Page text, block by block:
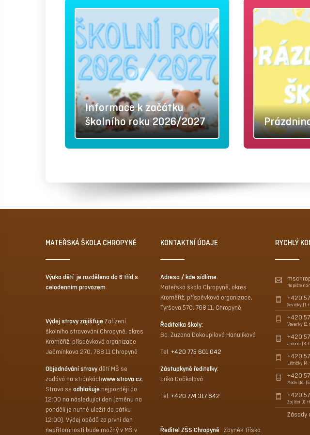
Informace k začátku
školního roku 2026/2027
MATEŘSKÁ ŠKOLA CHROPYNĚ
Výuka dětí je rozdělena do 6 tříd s
celodenním provozem.
Výdej stravy zajišťuje Zařízení
školního stravování Chropyně, okres
Kroměříž, příspěvková organizace
Ječmínkova 270, 768 11 Chropyně
Objednávání stravy dětí MŠ se
zadává na stránkáchwww.strava.cz.
Strava seodhlašuje nejpozději do
12:00 na následující den (změnu na
pondělí je nutné uložit do pátku
12:00). Výdej obědů za první den
nepřítomnosti bude možný v MŠ v
KONTAKTNÍ ÚDAJE
Adresa / kde sídlíme:
Mateřská škola Chropyně, okres
Kroměříž, příspěvková organizace,
Tyršova 570, 768 11, Chropyně
Ředitelka školy:
Bc. Zuzana Dokoupilová Hanulíková
Tel.+420 775 601 042
Zástupkyně ředitelky:
Erika Dočkalová
Tel.+420 774 317 642
Ředitel ZŠS Chropyně: Zbyněk Tříska
RYCHLÝ
Napište
+420
Sovičky (1.
+420
Veverky (2.
+420
Ježečci (3.
+420
Lištičky (4.
+420
Medvídci
+420
Zajíčci (6.
Zásady